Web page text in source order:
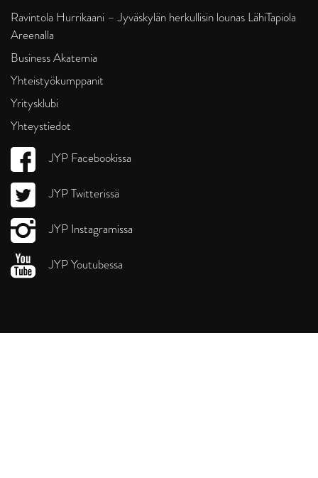
Ravintola Hurrikaani – Jyväskylän herkullisin lounas LähiTapiola
Areenalla
Business Akatemia
Yhteistyökumppanit
Yritysklubi
Yhteystiedot
JYP Facebookissa
JYP Twitterissä
JYP Instagramissa
JYP Youtubessa